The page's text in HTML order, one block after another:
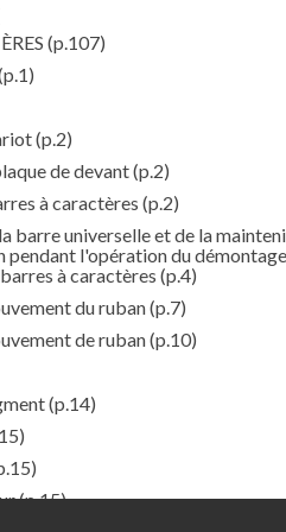
(p.107)
(p.2)
de devant(p.2)
à caractères (p.2)
barre universelle et de la
pendant l'opération du
à caractères (p.4)
du ruban(p.7)
de ruban(p.10)
(p.14)
(p.15)